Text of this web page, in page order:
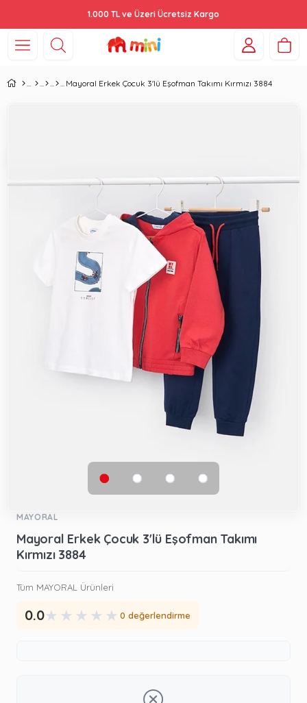
1.000 TL ve Üzeri Ücretsiz Kargo
Mayoral Erkek Çocuk 3'lü Eşofman Takımı Kırmızı 3884
MAYORAL
Mayoral Erkek Çocuk 3'lü Eşofman Takımı
Kırmızı 3884
Tüm MAYORAL Ürünleri
0.0★ ★ ★ ★ ★ 0 değerlendirme